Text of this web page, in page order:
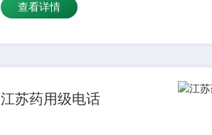
规格：25kg产品名字：主要
水溶性：是适用掺量：8较
查看详情
江苏药用级电话